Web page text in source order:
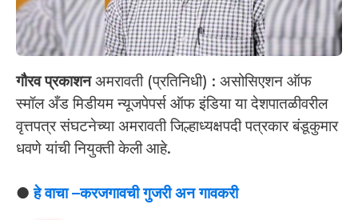
गौरव प्रकाशनअमरावती (प्रतिनिधी) : असोसिएशन ऑफ
स्मॉल अँड मिडीयम न्यूजपेपर्स ऑफ इंडिया या देशपातळीवरील
वृत्तपत्र संघटनेच्या अमरावती जिल्हाध्यक्षपदी पत्रकार बंडूकुमार
धवणे यांची नियुक्ती केली आहे.
●हे वाचा –करजगावची गुजरी अन गावकरी